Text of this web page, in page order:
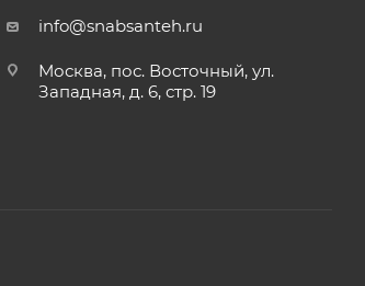
info@snabsanteh.ru
Москва, пос. Восточный, ул.
Западная, д. 6, стр. 19